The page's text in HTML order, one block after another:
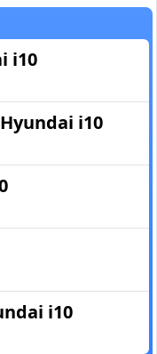
i10
i10
i10